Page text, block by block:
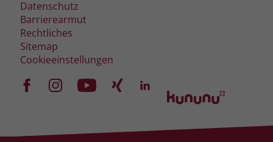
Datenschutz
Barrierearmut
Rechtliches
Sitemap
Cookieeinstellungen
Zweck
Facebook platziert es, während ein
Nutzers auf verschiedenen Websites
und meldet dieses Verhalten an
Facebook. Facebook kann dann die
gesammelten Daten nutzen, um den
bessere, relevantere Werbung zu